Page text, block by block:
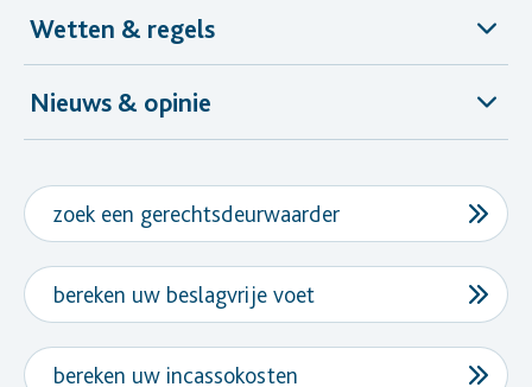
Wetten & regels
Nieuws & opinie
zoek een gerechtsdeurwaarder
bereken uw beslagvrije voet
bereken uw incassokosten